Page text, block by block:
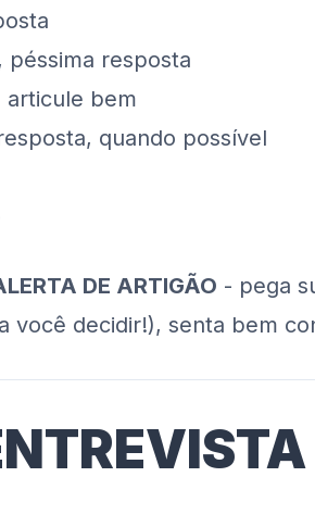
péssima resposta
bem
quando possível
DE ARTIGÃO - pega
você decidir!), senta bem